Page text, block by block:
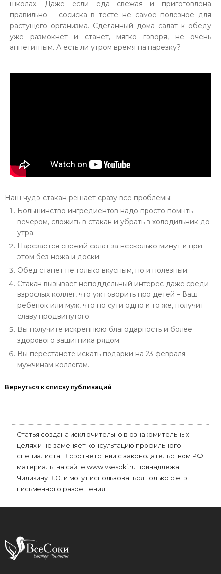
школах. Даже если еда свежая и приготовлена
правильно – сосиска в тесте не самое полезное для
растущего организма. Сделанный дома салат к обеду
уже размокнет и станет, мягко говоря, не очень
аппетитным. А есть ли утром время на нарезку?
Наш чудо-стакан решает сразу все проблемы:
Большинство ингредиентов надо просто помыть
вечером, сложить в стакан и убрать в холодильник до
утра;
Нарезается свежий салат за несколько минут и при
этом без ножа и доски;
Обед станет не только вкусным, но и полезным;
Стакан вызывает неподдельный интерес даже среди
взрослых коллег, что уж говорить про детей – Ваш
ребенок или муж, что по сути одно и то же, получит
славу продвинутого;
Вы получите искреннюю благодарность и более
здорового защитника рядом;
Вы перестанете искать подарки на 23 февраля
мужчинам коллегам.
Вернуться к списку публикаций
Статья создана исключительно в ознакомительных
целях и не заменяет консультацию профильного
специалиста. В соответствии с законодательством РФ
материалы на сайте www.vsesoki.ru принадлежат
Чиликину В.О. и могут использоваться только с его
письменного разрешения.